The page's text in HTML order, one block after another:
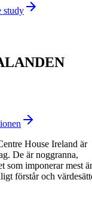
study
House Ireland är
De är noggranna,
som imponerar mest är
förstår och